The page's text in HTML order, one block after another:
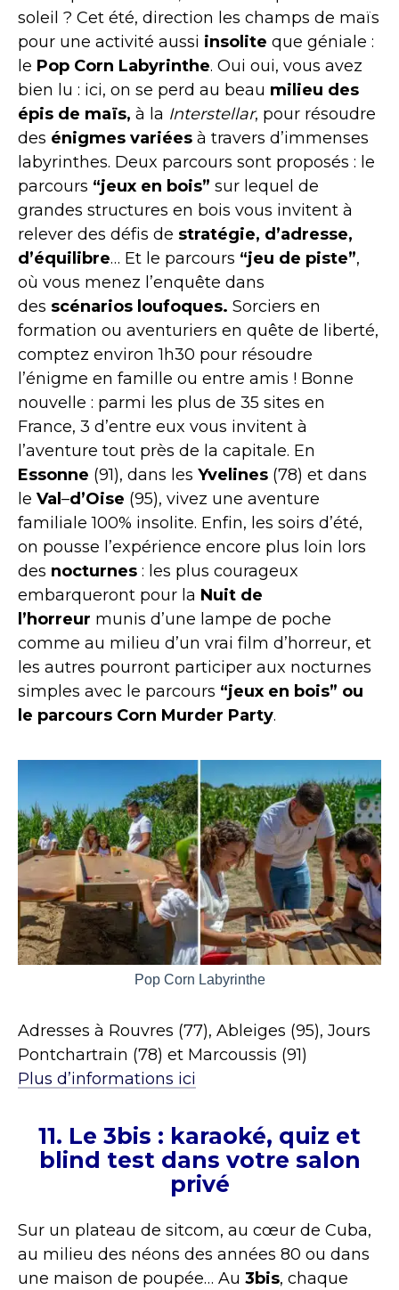
soleil ? Cet été, direction les champs de maïs
pour une activité aussi insolite que géniale :
le Pop Corn Labyrinthe. Oui oui, vous avez
bien lu : ici, on se perd au beau milieu des
épis de maïs, à la Interstellar, pour résoudre
des énigmes variées à travers d’immenses
labyrinthes. Deux parcours sont proposés : le
parcours “jeux en bois” sur lequel de
grandes structures en bois vous invitent à
relever des défis de stratégie, d’adresse,
d’équilibre… Et le parcours “jeu de piste”,
où vous menez l’enquête dans
des scénarios loufoques. Sorciers en
formation ou aventuriers en quête de liberté,
comptez environ 1h30 pour résoudre
l’énigme en famille ou entre amis ! Bonne
nouvelle : parmi les plus de 35 sites en
France, 3 d’entre eux vous invitent à
l’aventure tout près de la capitale. En
Essonne (91), dans les Yvelines (78) et dans
le Val–d’Oise (95), vivez une aventure
familiale 100% insolite. Enfin, les soirs d’été,
on pousse l’expérience encore plus loin lors
des nocturnes : les plus courageux
embarqueront pour la Nuit de
l’horreur munis d’une lampe de poche
comme au milieu d’un vrai film d’horreur, et
les autres pourront participer aux nocturnes
simples avec le parcours “jeux en bois” ou
le parcours Corn Murder Party.
Pop Corn Labyrinthe
Adresses à Rouvres (77), Ableiges (95), Jours
Pontchartrain (78) et Marcoussis (91)
Plus d’informations ici
11. Le 3bis : karaoké, quiz et
blind test dans votre salon
privé
Sur un plateau de sitcom, au cœur de Cuba,
au milieu des néons des années 80 ou dans
une maison de poupée… Au 3bis, chaque